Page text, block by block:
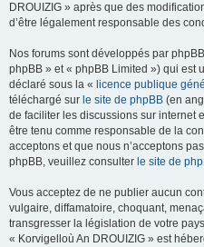
DROUIZIG » après que des
d’être légalement responsable des
Nos forums sont développés par
phpBB » et « phpBB Limited ») qui est
déclaré sous la « licence publique
téléchargé sur le site de phpBB (en
de faciliter les discussions sur internet
être tenu comme responsable de la
acceptons et que nous n’acceptons
phpBB, veuillez consulter le site de
Vous acceptez de ne publier aucun
vulgaire, diffamatoire, choquant,
transgresser la législation de votre
« Korvigelloù An DROUIZIG » est